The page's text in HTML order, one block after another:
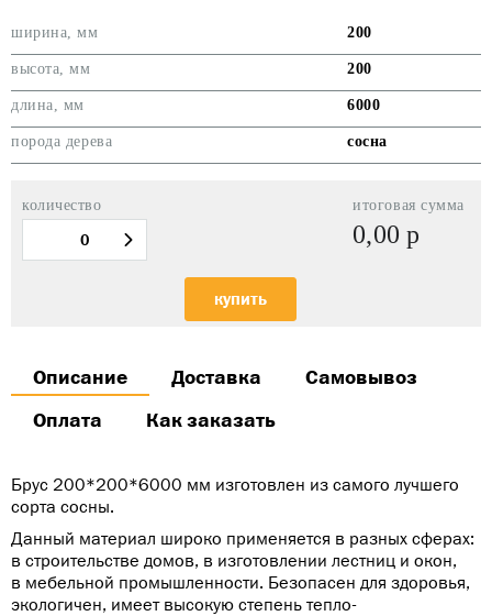
ширина, мм 200
высота, мм 200
длина, мм 6000
порода дерева сосна
количество итоговая сумма
0,00р
купить
Описание Доставка Самовывоз
Оплата Как заказать
Брус 200*200*6000 мм изготовлен из самого лучшего
сорта сосны.
Данный материал широко применяется в разных сферах:
в строительстве домов, в изготовлении лестниц и окон,
в мебельной промышленности. Безопасен для здоровья,
экологичен, имеет высокую степень тепло-